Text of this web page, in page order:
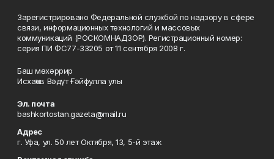
Зарегистрировано Федеральной службой по надзору в сфере
связи, информационных технологий и массовых
коммуникаций (РОСКОМНАДЗОР). Регистрационный номер:
серия ПИ ФС77-33205 от 11 сентября 2008 г.
Баш мөхәррир
Исхаҡов Вәдүт Ғәйфулла улы
Эл. почта
bashkortostan.gazeta@mail.ru
Адрес
г. Уфа, ул. 50 лет Октября, 13, 5-й этаж